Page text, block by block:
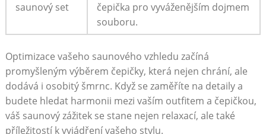
saunový set
čepička pro vyváženějším dojmem
souboru.
Optimizace vašeho saunového vzhledu začíná
promyšleným výběrem čepičky, která nejen chrání, ale
dodává i osobitý šmrnc. Když se zaměříte na detaily a
budete hledat harmonii mezi vaším outfitem a čepičkou,
váš saunový zážitek se stane nejen relaxací, ale také
příležitostí k vyjádření vašeho stylu.